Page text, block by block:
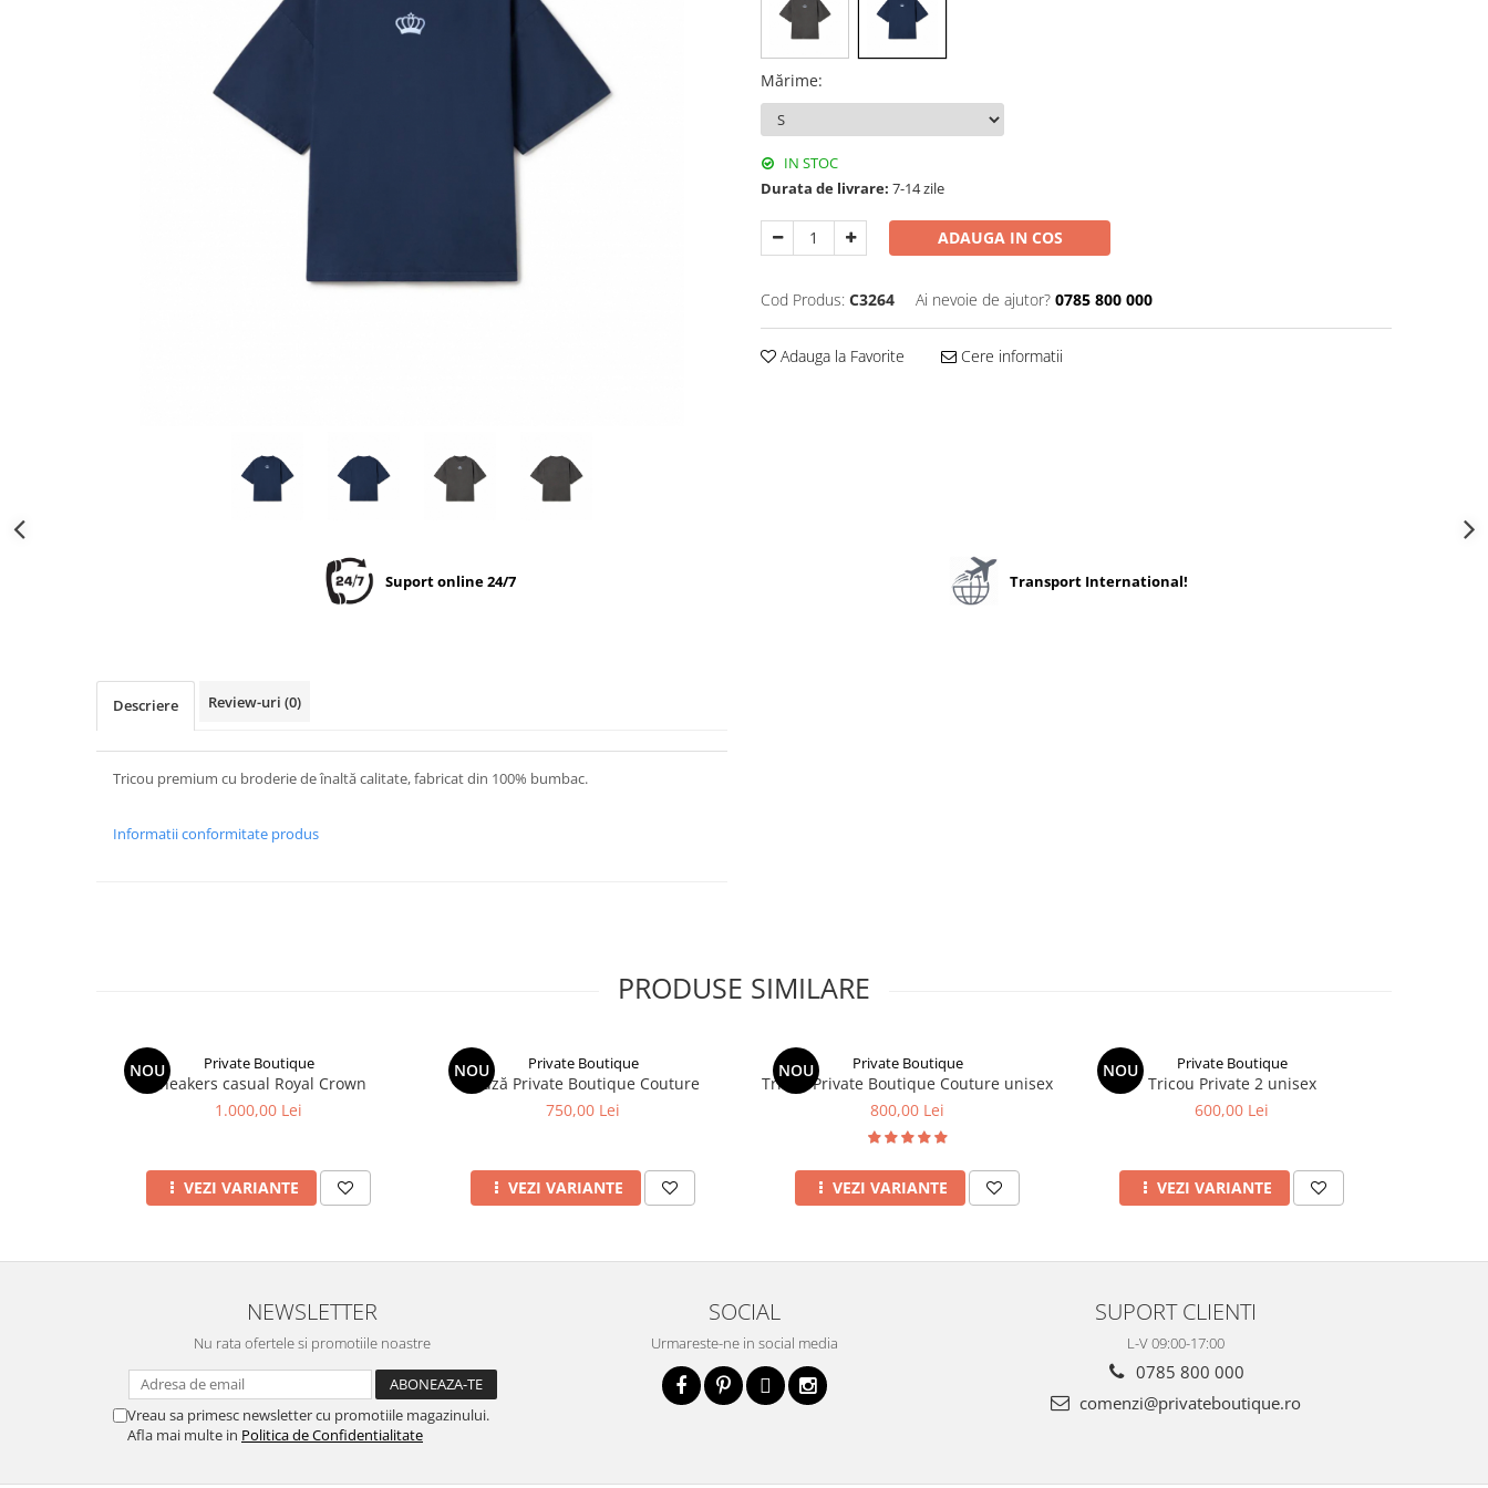
Mărime:
IN STOC
Durata de livrare: 7-14 zile
ADAUGA IN COS
Cod Produs: C3264 Ai nevoie de ajutor? 0785 800 000
Adauga la Favorite Cere informatii
Suport online 24/7 Transport International!
Descriere Review-uri (0)
Tricou premium cu broderie de înaltă calitate, fabricat din 100% bumbac.
Informatii conformitate produs
PRODUSE SIMILARE
NOU Private Boutique
Sneakers casual Royal Crown
1.000,00 Lei
VEZI VARIANTE
NOU Private Boutique
Bluză Private Boutique Couture
750,00 Lei
VEZI VARIANTE
NOU Private Boutique
Tricou Private Boutique Couture unisex
800,00 Lei
VEZI VARIANTE
NOU Private Boutique
Tricou Private 2 unisex
600,00 Lei
VEZI VARIANTE
NEWSLETTER
Nu rata ofertele si promotiile noastre
Vreau sa primesc newsletter cu promotiile magazinului.
Afla mai multe in Politica de Confidentialitate
SOCIAL
Urmareste-ne in social media
SUPORT CLIENTI
L-V 09:00-17:00
0785 800 000
comenzi@privateboutique.ro